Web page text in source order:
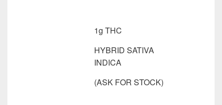
1g THC
HYBRID SATIVA
INDICA
(ASK FOR STOCK)